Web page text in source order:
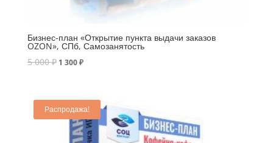
Бизнес-план «Открытие пункта выдачи заказов
OZON», СПб, Самозанятость
5 000₽ 1 300₽
Распродажа!